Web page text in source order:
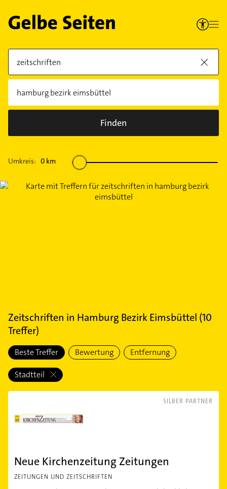
Finden
Umkreis: 0 km
Zeitschriften in Hamburg Bezirk Eimsbüttel (10
Treffer)
Beste Treffer Bewertung Entfernung
Stadtteil
SILBER PARTNER
Neue Kirchenzeitung Zeitungen
ZEITUNGEN UND ZEITSCHRIFTEN